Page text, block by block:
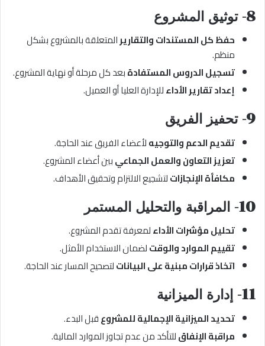
8- توثيق المشروع
حفظ كل المستندات والتقاريرالمتعلقة بالمشروع بشكل
منظم.
تسجيل الدروس المستفادةبعد كل مرحلة أو نهاية المشروع.
إعداد تقارير الأداءللإدارة العليا أو العميل.
9- تحفيز الفريق
تقديم الدعم والتوجيهلأعضاء الفريق عند الحاجة.
تعزيز التعاون والعمل الجماعيبين أعضاء المشروع.
مكافأة الإنجازاتلتشجيع الالتزام وتحقيق الأهداف.
10- المراقبة والتحليل المستمر
تحليل مؤشرات الأداءلمعرفة تقدم المشروع.
تقييم الموارد والوقتلضمان الاستخدام الأمثل.
اتخاذ قرارات مبنية على البياناتلتصحيح المسار عند الحاجة.
11- إدارة الميزانية
تحديد الميزانية الإجمالية للمشروعقبل البدء.
مراقبة الإنفاقللتأكد من عدم تجاوز الموارد المالية.